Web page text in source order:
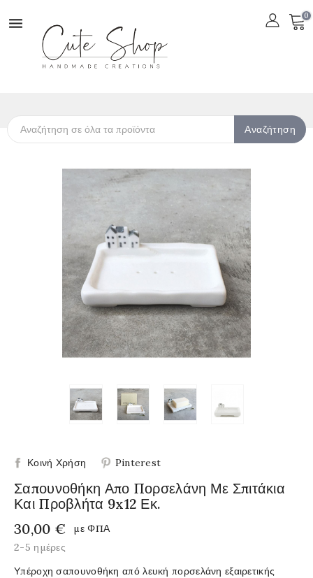
 0
Αναζήτηση
Κοινή Χρήση Pinterest
Σαπουνοθήκη Απο Πορσελάνη Με Σπιτάκια
Και Προβλήτα 9x12 Εκ.
30,00 €
με ΦΠΑ
2-5 ημέρες
Υπέροχη σαπουνοθήκη από λευκή πορσελάνη εξαιρετικής